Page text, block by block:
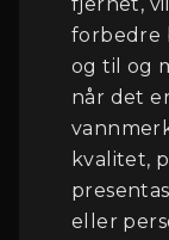
forbedre
og til og
når det
kvalitet,
eller
Logg Inn